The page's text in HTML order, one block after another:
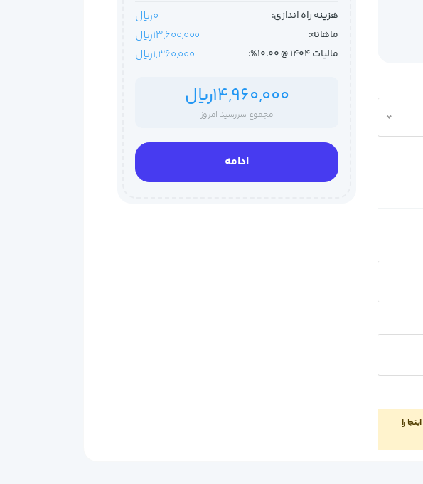
اینجا را
هزینه راه اندازی: 0ریال
ماهانه: 13,600,000ریال
مالیات 1404 @ 10.00%: 1,360,000ریال
14,960,000ریال
مجموع سررسید امروز
ادامه